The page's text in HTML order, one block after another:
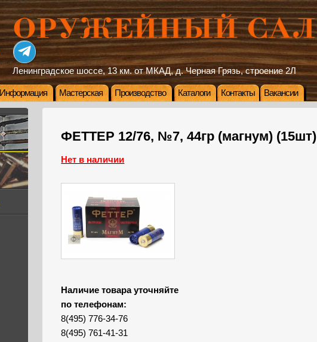
Ленинградское шоссе, 13 км. от МКАД, д. Черная Грязь, строение 2Л
Информация Мастерская Производство Каталоги Контакты Вакансии
ФЕТТЕР 12/76, №7, 44гр (магнум) (15шт)
Нет в наличии
Наличие товара уточняйте
по телефонам:
8(495) 776-34-76
8(495) 761-41-31